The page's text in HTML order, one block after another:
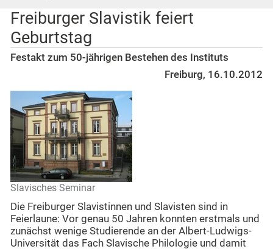
Freiburger Slavistik feiert
Geburtstag
Festakt zum 50-jährigen Bestehen des Instituts
Freiburg, 16.10.2012
Slavisches Seminar
Die Freiburger Slavistinnen und Slavisten sind in
Feierlaune: Vor genau 50 Jahren konnten erstmals und
zunächst wenige Studierende an der Albert-Ludwigs-
Universität das Fach Slavische Philologie und damit